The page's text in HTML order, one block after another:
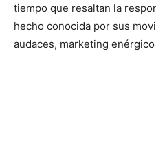
tiempo que resaltan la
hecho conocida por sus
audaces, marketing